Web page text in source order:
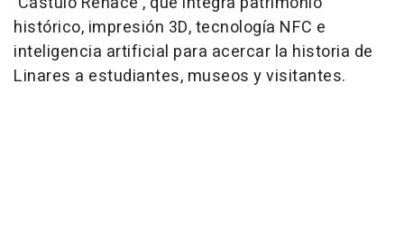
histórico, impresión 3D, tecnología NFC e
inteligencia artificial para acercar la historia de
Linares a estudiantes, museos y visitantes.